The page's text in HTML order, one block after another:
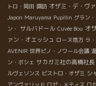
トロ・岡田 諏訪 オザミ・デ・ヴ
Japon Maruyama Pupillin グラン
ン・ サルバドール Cuvée Bou オ
ァン・オエッシュ ローヌ地方 ラ
AVENIR 世界ピノ・ノワール会議
ン・ボシェ サカガミ社の高橋社長
ルヴェソンス ビストロ・オザミ シ